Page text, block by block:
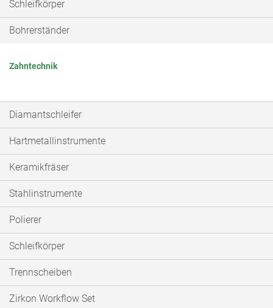
Schleifkörper
Bohrerständer
Zahntechnik
Diamantschleifer
Hartmetallinstrumente
Keramikfräser
Stahlinstrumente
Polierer
Schleifkörper
Trennscheiben
Zirkon Workflow Set